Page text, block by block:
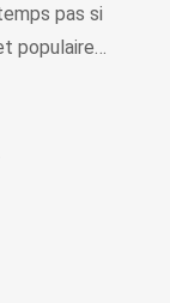
pas si
populaire…